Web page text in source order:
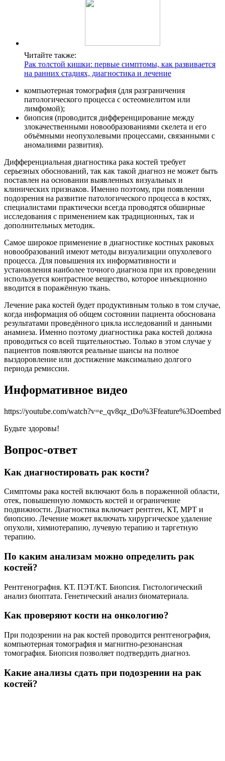
Читайте также:
Рак толстой кишки: первые симптомы, как развивается
на ранних стадиях, диагностика и лечение
компьютерная томография (для разграничения
патологического процесса с остеомиелитом или
лимфомой);
биопсия (проводится дифференцирование между
злокачественными новообразованиями скелета и его
объёмными неопухолевыми процессами, связанными с
аномалиями развития).
Дифференциальная диагностика рака костей требует
серьезных обоснований, так как такой диагноз не может быть
поставлен на основании выявленных визуальных и
клинических признаков. Именно поэтому, при появлении
подозрения на развитие патологического процесса в костях,
специалистами практически всегда проводятся обширные
исследования с применением как традиционных, так и
дополнительных методик.
Самое широкое применение в диагностике костных раковых
новообразований имеют методы визуализации опухолевого
процесса. Для повышения их информативности и
установления наиболее точного диагноза при их проведении
используется контрастное вещество, которое инъекционно
вводится в поражённую ткань.
Лечение рака костей будет продуктивным только в том случае,
когда информация об общем состоянии пациента обоснована
результатами проведённого цикла исследований и данными
анамнеза. Именно поэтому диагностика рака костей должна
проводиться со всей тщательностью. Только в этом случае у
пациентов появляются реальные шансы на полное
выздоровление или достижение максимально долгого
периода ремиссии.
Информативное видео
https://youtube.com/watch?v=e_qv8qz_tDo%3Ffeature%3Doembed
Будьте здоровы!
Вопрос-ответ
Как диагностировать рак кости?
Симптомы рака костей включают боль в пораженной области,
отек, повышенную ломкость костей и ограничение
подвижности. Диагностика включает рентген, КТ, МРТ и
биопсию. Лечение может включать хирургическое удаление
опухоли, химиотерапию, лучевую терапию и таргетную
терапию.
По каким анализам можно определить рак
костей?
Рентгенография. КТ. ПЭТ/КТ. Биопсия. Гистологический
анализ биоптата. Генетический анализ биоматериала.
Как проверяют кости на онкологию?
При подозрении на рак костей проводится рентгенография,
компьютерная томография и магнитно-резонансная
томография. Биопсия позволяет подтвердить диагноз.
Какие анализы сдать при подозрении на рак
костей?